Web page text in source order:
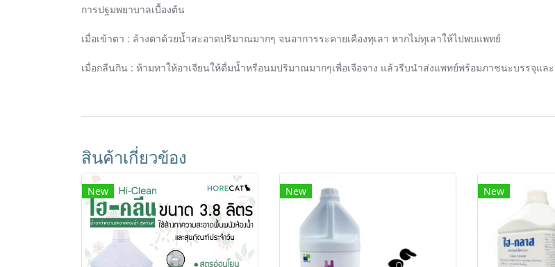
การปฐมพยาบาลเบื้องต้น
เมื่อเข้าตา : ล้างตาด้วยน้ำสะอาดปริมาณมากๆ จนอาการระคายเคืองทุเลา หากไม่ทุเลาให้ไปพบแพทย์
เมื่อกลืนกิน : ห้ามทาให้อาเจียนให้ดื่มน้ำหรือนมปริมาณมากๆเพื่อเจือจาง แล้วรีบนำส่งแพทย์พร้อมภาชนะบรรจุแล
สินค้าเกี่ยวข้อง
New New New